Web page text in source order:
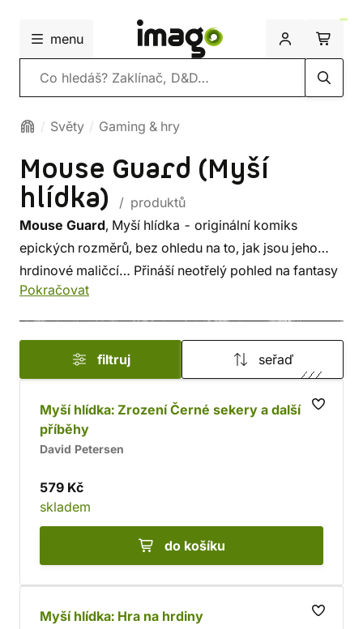
menu
Vyhledávání
Světy Gaming & hry
Mouse Guard (Myší
hlídka)
/ produktů
Mouse Guard, Myší hlídka - originální komiks
epických rozměrů, bez ohledu na to, jak jsou jeho
hrdinové maličcí… Přináší neotřelý pohled na fantasy
příběh, ale i na kresbu.
Pokračovat
filtruj seřaď
Myší hlídka: Zrození Černé sekery a další
příběhy
David Petersen
579 Kč
skladem
do košíku
Myší hlídka: Hra na hrdiny